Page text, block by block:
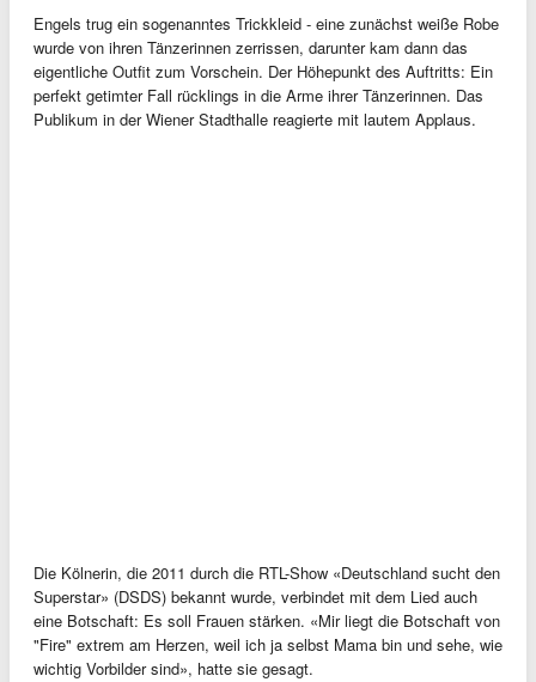
Engels trug ein sogenanntes Trickkleid - eine zunächst weiße Robe
wurde von ihren Tänzerinnen zerrissen, darunter kam dann das
eigentliche Outfit zum Vorschein. Der Höhepunkt des Auftritts: Ein
perfekt getimter Fall rücklings in die Arme ihrer Tänzerinnen. Das
Publikum in der Wiener Stadthalle reagierte mit lautem Applaus.
Die Kölnerin, die 2011 durch die RTL-Show «Deutschland sucht den
Superstar» (DSDS) bekannt wurde, verbindet mit dem Lied auch
eine Botschaft: Es soll Frauen stärken. «Mir liegt die Botschaft von
"Fire" extrem am Herzen, weil ich ja selbst Mama bin und sehe, wie
wichtig Vorbilder sind», hatte sie gesagt.